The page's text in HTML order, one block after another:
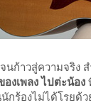
นก้าวสู่ความจริง
องเพลง ไปต่ะน้อง
กร้องไม่ได้โรยด้